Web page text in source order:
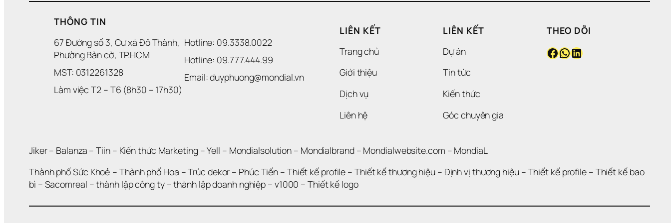
THÔNG TIN
67 Đường số 3, Cư xá Đô Thành,
Phường Bàn cờ, TP.HCM
MST: 0312261328
Làm việc T2 – T6 (8h30 – 17h30)
Hotline: 09.3338.0022
Hotline: 09.777.444.99
Email: duyphuong@mondial.vn
LIÊN KẾT
Trang chủ
Giới thiệu
Dịch vụ
Liên hệ
LIÊN KẾT
Dự án
Tin tức
Kiến thức
Góc chuyên gia
THEO DÕI
Facebook WhatsApp LinkedIn
Jiker – Balanza – Tiin – Kiến thức Marketing – Yell – Mondialsolution – Mondialbrand – Mondialwebsite.com – MondiaL
Thành phố Sức Khoẻ – Thành phố Hoa – Trúc dekor – Phúc Tiến – Thiết kế profile – Thiết kế thương hiệu – Định vị thương hiệu – Thiết kế profile – Thiết kế bao
bì – Sacomreal – thành lập công ty – thành lập doanh nghiệp – v1000 – Thiết kế logo